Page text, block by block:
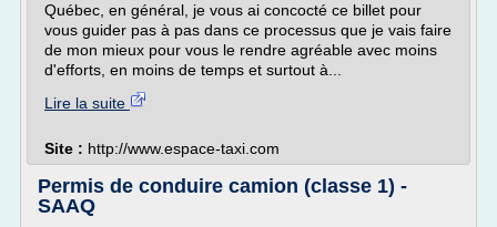
Québec, en général, je vous ai concocté ce billet pour
vous guider pas à pas dans ce processus que je vais faire
de mon mieux pour vous le rendre agréable avec moins
d'efforts, en moins de temps et surtout à...
Lire la suite
Site : http://www.espace-taxi.com
Permis de conduire camion (classe 1) -
SAAQ